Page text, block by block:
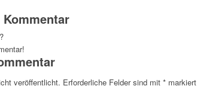
veröffentlicht. Erforderliche Felder sind mit * markiert